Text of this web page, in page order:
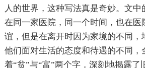
人的世界，这种写法真是奇妙。文中
在同一家医院，同一个时间，也在医
谊，但是在离开时因为家境的不同，
他们面对生活的态度和待遇的不同，
着“贫”与“富”两个字，深刻地揭露了